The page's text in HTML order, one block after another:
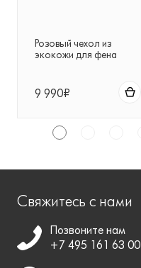
Розовый чехол из
экокожи для фена
9 990₽
Свяжитесь с нами
Позвоните нам
+7 495 161 63 00